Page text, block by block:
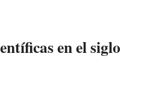
en el siglo